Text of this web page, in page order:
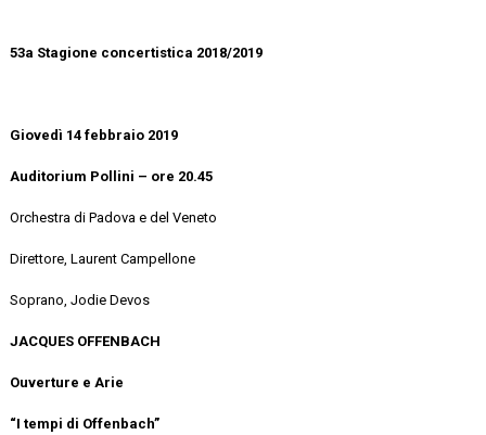
53a Stagione concertistica 2018/2019
Giovedì 14 febbraio 2019
Auditorium Pollini – ore 20.45
Orchestra di Padova e del Veneto
Direttore, Laurent Campellone
Soprano, Jodie Devos
JACQUES OFFENBACH
Ouverture e Arie
“I tempi di Offenbach”